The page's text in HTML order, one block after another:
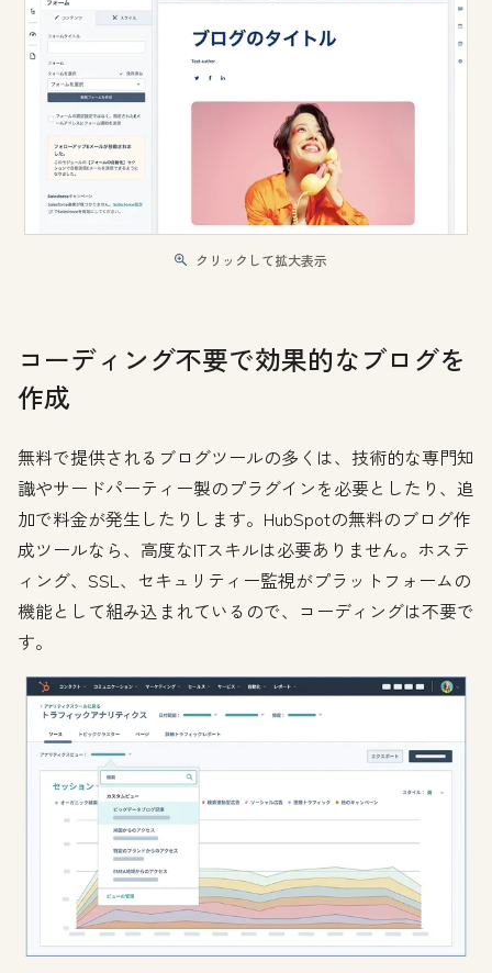
クリックして拡大表示
コーディング不要で効果的なブログを
作成
無料で提供されるブログツールの多くは、技術的な専門知
識やサードパーティー製のプラグインを必要としたり、追
加で料金が発生したりします。HubSpotの無料のブログ作
成ツールなら、高度なITスキルは必要ありません。ホステ
ィング、SSL、セキュリティー監視がプラットフォームの
機能として組み込まれているので、コーディングは不要で
す。